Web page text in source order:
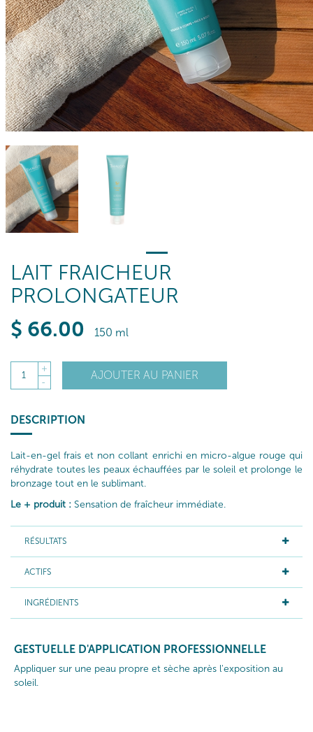
LAIT FRAICHEUR
PROLONGATEUR
$ 66.00 150 ml
1
+
-
AJOUTER AU PANIER
DESCRIPTION
Lait-en-gel frais et non collant enrichi en micro-algue rouge qui
réhydrate toutes les peaux échauffées par le soleil et prolonge le
bronzage tout en le sublimant.
Le + produit : Sensation de fraîcheur immédiate.
RÉSULTATS
ACTIFS
INGRÉDIENTS
GESTUELLE D'APPLICATION PROFESSIONNELLE
Appliquer sur une peau propre et sèche après l'exposition au
soleil.